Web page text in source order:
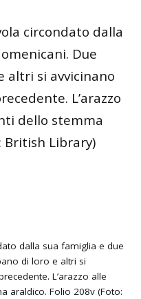
circondato dalla
Due
altri si avvicinano
L’arazzo
dello stemma
British Library)
dalla sua famiglia e due
di loro e altri si
L’arazzo alle
araldico. Folio 208v (Foto: